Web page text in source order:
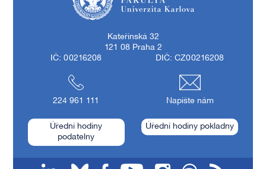
Kateřinská 32
121 08 Praha 2
IČ: 00216208
DIČ: CZ00216208
224 961 111 Napište nám
Úřední hodiny
podatelny
Úřední hodiny pokladny